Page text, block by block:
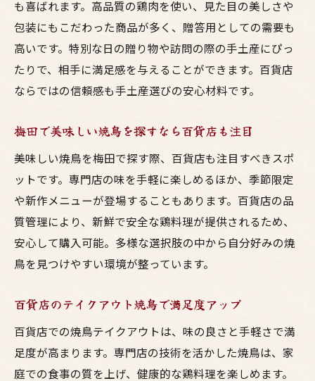
も喜ばれます。高品質の鶏肉を使い、見た目の美しさや
包装にもこだわった商品が多く、贈答用としての需要も
高いです。特別な日の贈り物や訪問の際の手土産にぴっ
たりで、相手に満足感を与えることができます。百貨店
ならではの信頼感も手土産選びの安心材料です。
梅田で美味しい焼鳥を探すなら百貨店も注目
美味しい焼鳥を梅田で探す際、百貨店も注目すべきスポ
ットです。専門店の味を手軽に楽しめるほか、季節限定
や新作メニューが登場することもあります。百貨店の品
質管理により、新鮮で安全な鶏料理が提供されるため、
安心して購入可能。多様な選択肢の中から自分好みの焼
鳥を見つけやすい環境が整っています。
百貨店のテイクアウト焼鳥で満足度アップ
百貨店での焼鳥テイクアウトは、味の良さと手軽さで満
足度が高まります。専門店の技術を活かした焼鳥は、家
庭での食事の質を上げ、健康的な鶏料理を楽しめます。